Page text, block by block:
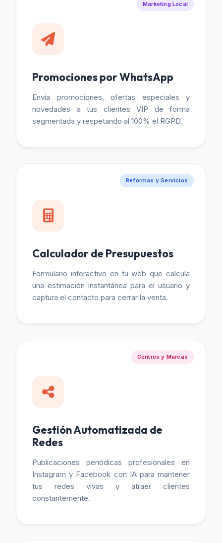
Marketing Local
Promociones por WhatsApp
Envía promociones, ofertas especiales y
novedades a tus clientes VIP de forma
segmentada y respetando al 100% el RGPD.
Reformas y Servicios
Calculador de Presupuestos
Formulario interactivo en tu web que calcula
una estimación instantánea para el usuario y
captura el contacto para cerrar la venta.
Centros y Marcas
Gestión Automatizada de
Redes
Publicaciones periódicas profesionales en
Instagram y Facebook con IA para mantener
tus redes vivas y atraer clientes
constantemente.